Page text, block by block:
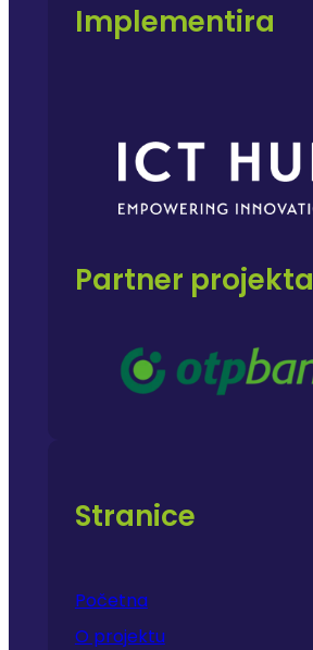
Implementira
Partner projekta
Stranice
Početna
O projektu